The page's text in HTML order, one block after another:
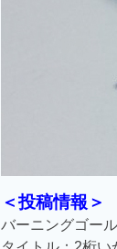
＜投稿情報＞
バーニングゴー